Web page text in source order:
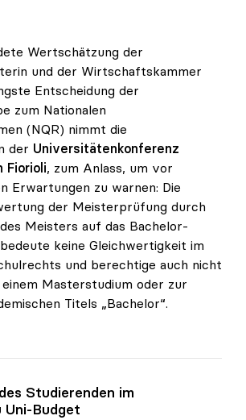
Wertschätzung der
und der Wirtschaftskammer
Entscheidung der
zum Nationalen
(NQR) nimmt die
der Universitätenkonferenz
Fiorioli, zum Anlass, um vor
Erwartungen zu warnen: Die
der Meisterprüfung durch
Meisters auf das Bachelor-
keine Gleichwertigkeit im
und berechtige auch nicht
Masterstudium oder zur
Titels „Bachelor“.
warnt vor falschen
Studierenden im
Uni-Budget